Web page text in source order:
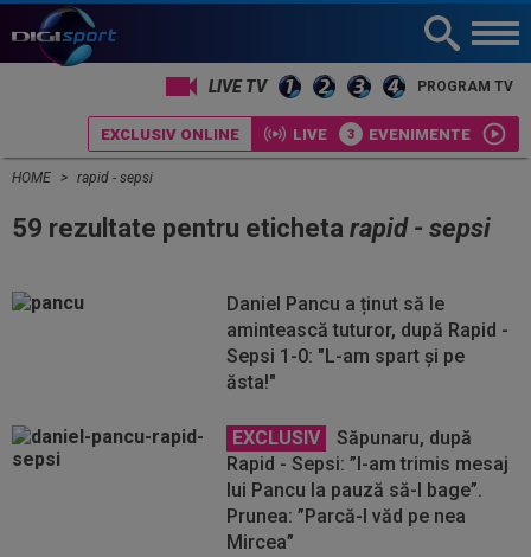
LIVE TV PROGRAM TV
EXCLUSIV ONLINE LIVE EVENIMENTE
HOME rapid - sepsi
59 rezultate pentru eticheta rapid - sepsi
Daniel Pancu a ținut să le
amintească tuturor, după Rapid -
Sepsi 1-0: "L-am spart și pe
ăsta!"
EXCLUSIV
Săpunaru, după
Rapid - Sepsi: ”I-am trimis mesaj
lui Pancu la pauză să-l bage”.
Prunea: ”Parcă-l văd pe nea
Mircea”